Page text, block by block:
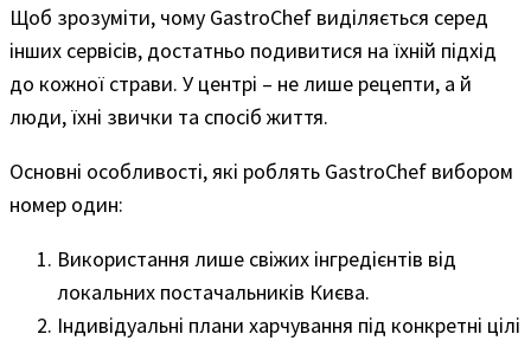
Щоб зрозуміти, чому GastroChef виділяється серед
інших сервісів, достатньо подивитися на їхній підхід
до кожної страви. У центрі – не лише рецепти, а й
люди, їхні звички та спосіб життя.
Основні особливості, які роблять GastroChef вибором
номер один:
Використання лише свіжих інгредієнтів від
локальних постачальників Києва.
Індивідуальні плани харчування під конкретні цілі